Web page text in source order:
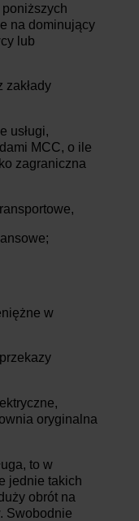
poniższych
na dominujący
lub
zakłady
usługi,
MCC, o ile
zagraniczna
w
oryginalna
to w
jednie takich
obrót na
Swobodnie